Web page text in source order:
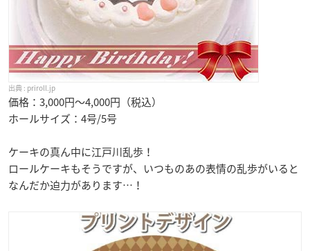
priroll.jp
価格：3,000円〜4,000円（税込）
ホールサイズ：4号/5号
ケーキの真ん中に江戸川乱歩！
ロールケーキもそうですが、いつものあの表情の乱歩がいると
なんだか迫力があります…！